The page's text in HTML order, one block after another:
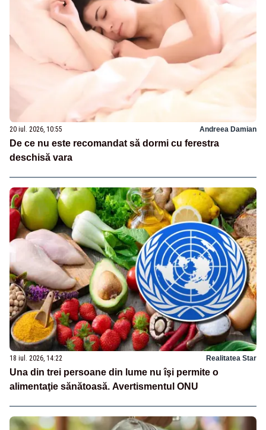
20 iul. 2026, 10:55 Andreea Damian
De ce nu este recomandat să dormi cu ferestra
deschisă vara
18 iul. 2026, 14:22 Realitatea Star
Una din trei persoane din lume nu îşi permite o
alimentaţie sănătoasă. Avertismentul ONU